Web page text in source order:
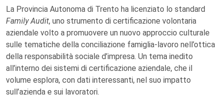
La Provincia Autonoma di Trento ha licenziato lo standard
Family Audit, uno strumento di certificazione volontaria
aziendale volto a promuovere un nuovo approccio culturale
sulle tematiche della conciliazione famiglia-lavoro nell’ottica
della responsabilità sociale d’impresa. Un tema inedito
all’interno dei sistemi di certificazione aziendale, che il
volume esplora, con dati interessanti, nel suo impatto
sull’azienda e sui lavoratori.